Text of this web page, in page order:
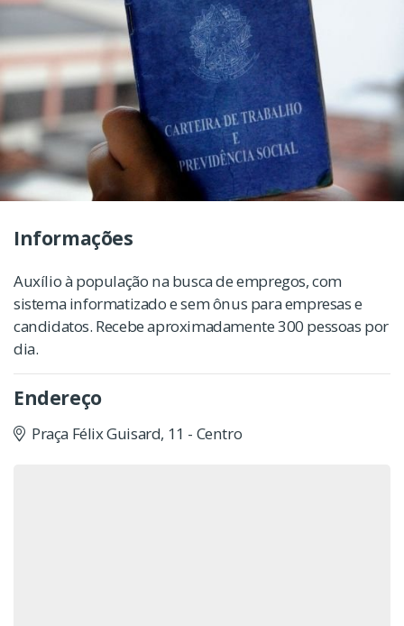
Informações
Auxílio à população na busca de empregos, com
sistema informatizado e sem ônus para empresas e
candidatos. Recebe aproximadamente 300 pessoas por
dia.
Endereço
Praça Félix Guisard, 11 - Centro